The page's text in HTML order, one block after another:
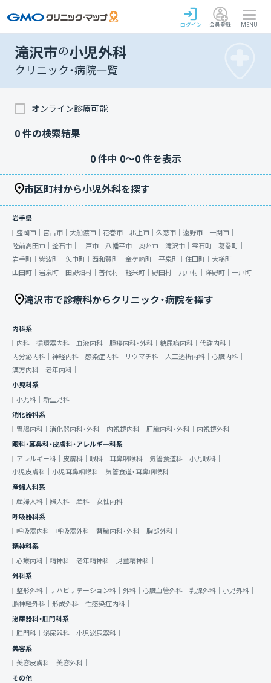
ログイン 会員登録 MENU
滝沢市の小児外科
クリニック・病院一覧
オンライン診療可能
0 件の検索結果
0件中 0〜0件を表示
市区町村から小児外科を探す
岩手県
盛岡市｜ 宮古市｜ 大船渡市｜ 花巻市｜ 北上市｜ 久慈市｜ 遠野市｜ 一関市｜
陸前高田市｜ 釜石市｜ 二戸市｜ 八幡平市｜ 奥州市｜ 滝沢市｜ 雫石町｜ 葛巻町｜
岩手町｜ 紫波町｜ 矢巾町｜ 西和賀町｜ 金ケ崎町｜ 平泉町｜ 住田町｜ 大槌町｜
山田町｜ 岩泉町｜ 田野畑村｜ 普代村｜ 軽米町｜ 野田村｜ 九戸村｜ 洋野町｜ 一戸町｜
滝沢市で診療科からクリニック・病院を探す
内科系
内科｜ 循環器内科｜ 血液内科｜ 腫瘍内科・外科｜ 糖尿病内科｜ 代謝内科｜
内分泌内科｜ 神経内科｜ 感染症内科｜ リウマチ科｜ 人工透析内科｜ 心臓内科｜
漢方内科｜ 老年内科｜
小児科系
小児科｜ 新生児科｜
消化器科系
胃腸内科｜ 消化器内科・外科｜ 内視鏡内科｜ 肝臓内科・外科｜ 内視鏡外科｜
眼科・耳鼻科・皮膚科・アレルギー科系
アレルギー科｜ 皮膚科｜ 眼科｜ 耳鼻咽喉科｜ 気管食道科｜ 小児眼科｜
小児皮膚科｜ 小児耳鼻咽喉科｜ 気管食道・耳鼻咽喉科｜
産婦人科系
産婦人科｜ 婦人科｜ 産科｜ 女性内科｜
呼吸器科系
呼吸器内科｜ 呼吸器外科｜ 腎臓内科・外科｜ 胸部外科｜
精神科系
心療内科｜ 精神科｜ 老年精神科｜ 児童精神科｜
外科系
整形外科｜
リハビリテーション科｜ 外科｜ 心臓血管外科｜ 乳腺外科｜ 小児外科｜
脳神経外科｜ 形成外科｜ 性感染症内科｜
泌尿器科・肛門科系
肛門科｜ 泌尿器科｜ 小児泌尿器科｜
美容系
美容皮膚科｜ 美容外科｜
その他